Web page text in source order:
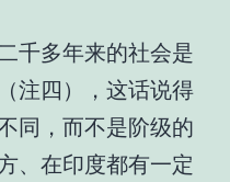
多年来的社会是
注四），这话说得
同，而不是阶级的
、在印度都有一定